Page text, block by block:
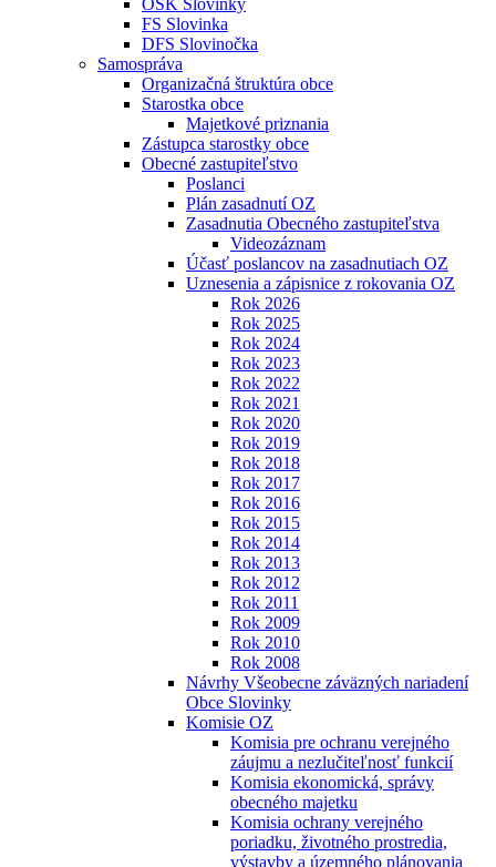
OŠK Slovinky
FS Slovinka
DFS Slovinočka
Samospráva
Organizačná štruktúra obce
Starostka obce
Majetkové priznania
Zástupca starostky obce
Obecné zastupiteľstvo
Poslanci
Plán zasadnutí OZ
Zasadnutia Obecného zastupiteľstva
Videozáznam
Účasť poslancov na zasadnutiach OZ
Uznesenia a zápisnice z rokovania OZ
Rok 2026
Rok 2025
Rok 2024
Rok 2023
Rok 2022
Rok 2021
Rok 2020
Rok 2019
Rok 2018
Rok 2017
Rok 2016
Rok 2015
Rok 2014
Rok 2013
Rok 2012
Rok 2011
Rok 2009
Rok 2010
Rok 2008
Návrhy Všeobecne záväzných nariadení
Obce Slovinky
Komisie OZ
Komisia pre ochranu verejného
záujmu a nezlučiteľnosť funkcií
Komisia ekonomická, správy
obecného majetku
Komisia ochrany verejného
poriadku, životného prostredia,
výstavby a územného plánovania